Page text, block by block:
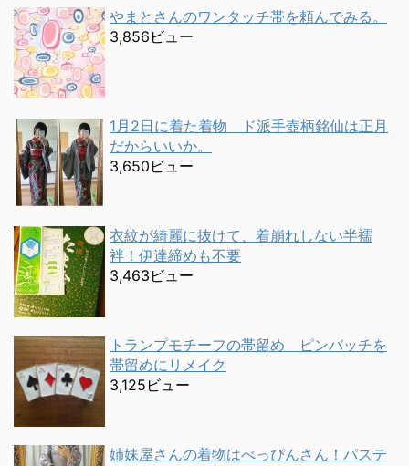
やまとさんのワンタッチ帯を頼んでみる。
3,856ビュー
1月2日に着た着物 ド派手壺柄銘仙は正月
だからいいか。
3,650ビュー
衣紋が綺麗に抜けて、着崩れしない半襦
袢！伊達締めも不要
3,463ビュー
トランプモチーフの帯留め ピンバッチを
帯留めにリメイク
3,125ビュー
姉妹屋さんの着物はべっぴんさん！パステ